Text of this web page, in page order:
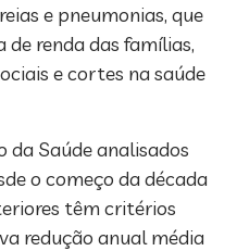
e pneumonias, que
renda das famílias,
e cortes na saúde
da Saúde analisados
o começo da década
têm critérios
redução anual média